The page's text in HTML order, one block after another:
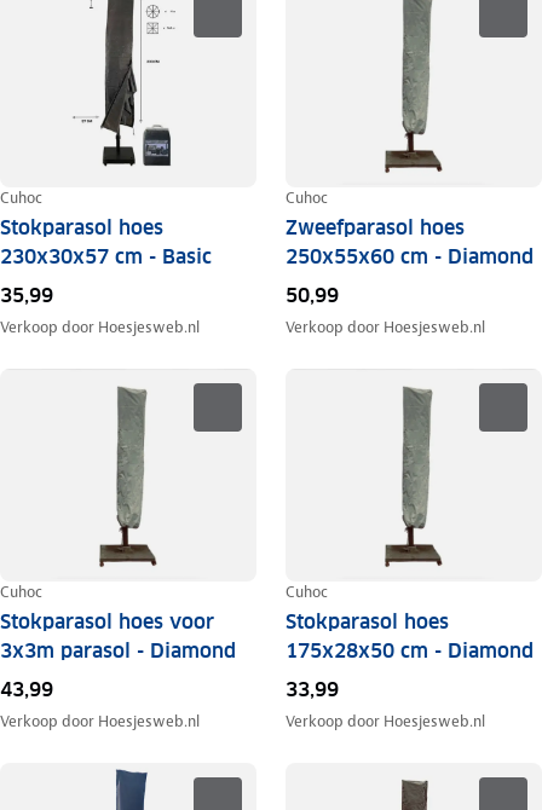
Cuhoc
Stokparasol hoes
230x30x57 cm - Basic
35,99
Verkoop door Hoesjesweb.nl
Cuhoc
Zweefparasol hoes
250x55x60 cm - Diamond
50,99
Verkoop door Hoesjesweb.nl
Cuhoc
Stokparasol hoes voor
3x3m parasol - Diamond
43,99
Verkoop door Hoesjesweb.nl
Cuhoc
Stokparasol hoes
175x28x50 cm - Diamond
33,99
Verkoop door Hoesjesweb.nl